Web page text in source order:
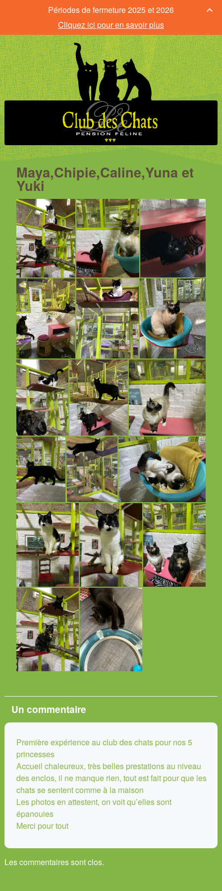
Maya,Chipie,Caline,Yuna et
Yuki
Un commentaire
Première expérience au club des chats pour nos 5
princesses
Accueil chaleureux, très belles prestations au niveau
des enclos, il ne manque rien, tout est fait pour que les
chats se sentent comme à la maison
Les photos en attestent, on voit qu’elles sont
épanouies
Merci pour tout
Les commentaires sont clos.
Périodes de fermeture 2025 et 2026
Cliquez ici pour en savoir plus